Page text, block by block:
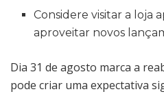
Considere visitar a loja
aproveitar novos
Dia 31 de agosto marca a
pode criar uma expectativa